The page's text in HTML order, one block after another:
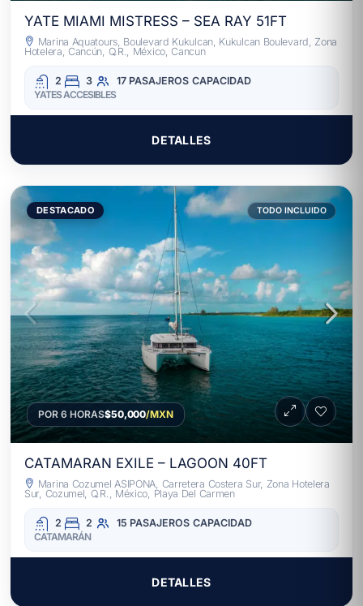
YATE MIAMI MISTRESS – SEA RAY 51FT
Marina Aquatours, Boulevard Kukulcan, Kukulcan Boulevard, Zona
Hotelera, Cancún, Q.R., México, Cancun
2 3 17 PASAJEROS CAPACIDAD
YATES ACCESIBLES
DETALLES
DESTACADO TODO INCLUIDO
POR 6 HORAS$50,000/MXN
CATAMARAN EXILE – LAGOON 40FT
Marina Cozumel ASIPONA, Carretera Costera Sur, Zona Hotelera
Sur, Cozumel, Q.R., México, Playa Del Carmen
2 2 15 PASAJEROS CAPACIDAD
CATAMARÁN
DETALLES